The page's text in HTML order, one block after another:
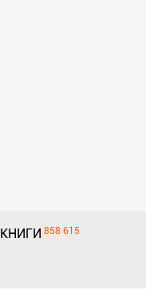
КНИГИ 858 615